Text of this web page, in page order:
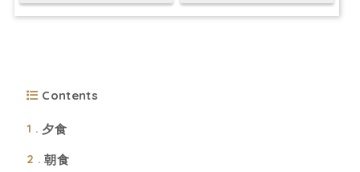
Contents
1 夕食
2 朝食